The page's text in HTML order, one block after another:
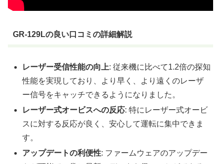
GR-129Lの良い口コミの詳細解説
レーザー受信性能の向上: 従来機に比べて1.2倍の探知
性能を実現しており、より早く、より遠くのレーザ
ー信号をキャッチできるようになりました。
レーザー式オービスへの反応: 特にレーザー式オービ
スに対する反応が良く、安心して運転に集中できま
す。
アップデートの利便性: ファームウェアのアップデー